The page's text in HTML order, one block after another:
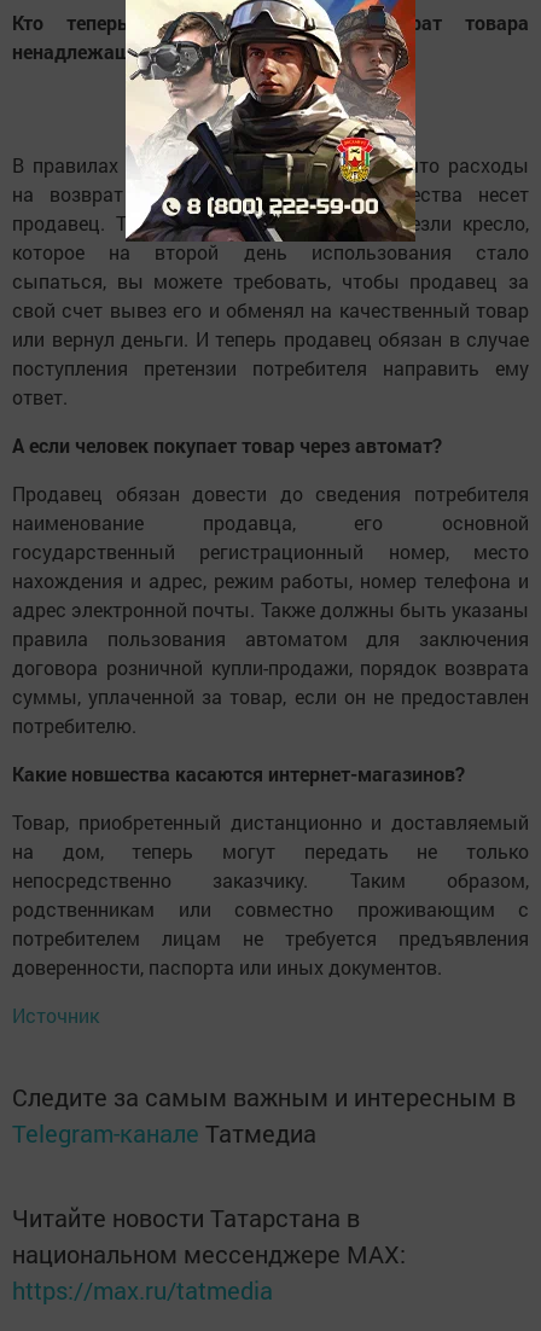
Кто теперь несет расходы на возврат товара
ненадлежащего качества?
В правилах розничной торговли сказано, что расходы
на возврат товара ненадлежащего качества несет
продавец. Так, например, если вам привезли кресло,
которое на второй день использования стало
сыпаться, вы можете требовать, чтобы продавец за
свой счет вывез его и обменял на качественный товар
или вернул деньги. И теперь продавец обязан в случае
поступления претензии потребителя направить ему
ответ.
А если человек покупает товар через автомат?
Продавец обязан довести до сведения потребителя
наименование продавца, его основной
государственный регистрационный номер, место
нахождения и адрес, режим работы, номер телефона и
адрес электронной почты. Также должны быть указаны
правила пользования автоматом для заключения
договора розничной купли-продажи, порядок возврата
суммы, уплаченной за товар, если он не предоставлен
потребителю.
Какие новшества касаются интернет-магазинов?
Товар, приобретенный дистанционно и доставляемый
на дом, теперь могут передать не только
непосредственно заказчику. Таким образом,
родственникам или совместно проживающим с
потребителем лицам не требуется предъявления
доверенности, паспорта или иных документов.
Источник
Следите за самым важным и интересным в
Telegram-канале Татмедиа
Читайте новости Татарстана в
национальном мессенджере MАХ:
https://max.ru/tatmedia